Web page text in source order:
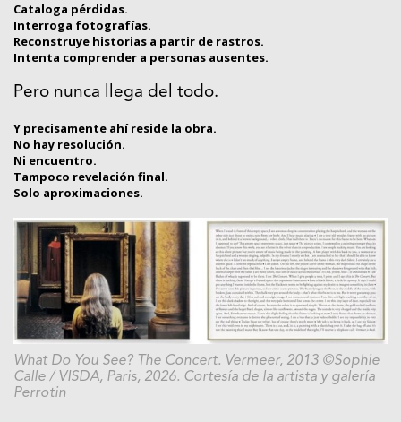
Cataloga pérdidas.
Interroga fotografías.
Reconstruye historias a partir de rastros.
Intenta comprender a personas ausentes.
Pero nunca llega del todo.
Y precisamente ahí reside la obra.
No hay resolución.
Ni encuentro.
Tampoco revelación final.
Solo aproximaciones.
What Do You See? The Concert. Vermeer, 2013 ©Sophie
Calle / VISDA, Paris, 2026. Cortesía de la artista y galería
Perrotin